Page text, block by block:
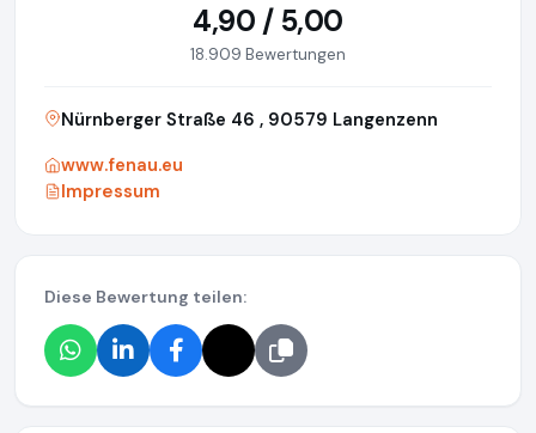
4,90 / 5,00
18.909 Bewertungen
Nürnberger Straße 46 , 90579 Langenzenn
www.fenau.eu
Impressum
Diese Bewertung teilen: